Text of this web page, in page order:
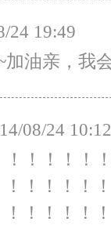
24 19:49
油亲，我
08/24 10:12
！！！！
！！！！！
！！！！！